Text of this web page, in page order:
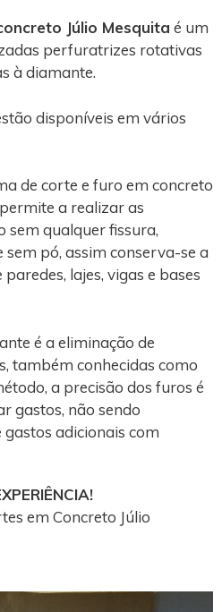
Júlio Mesquita é um
perfuratrizes rotativas
à diamante.
disponíveis em vários
de corte e furo em concreto
a realizar as
sem qualquer fissura,
pó, assim conserva-se a
lajes, vigas e bases
é a eliminação de
também conhecidas como
a precisão dos furos é
gastos, não sendo
adicionais com
em Concreto Júlio